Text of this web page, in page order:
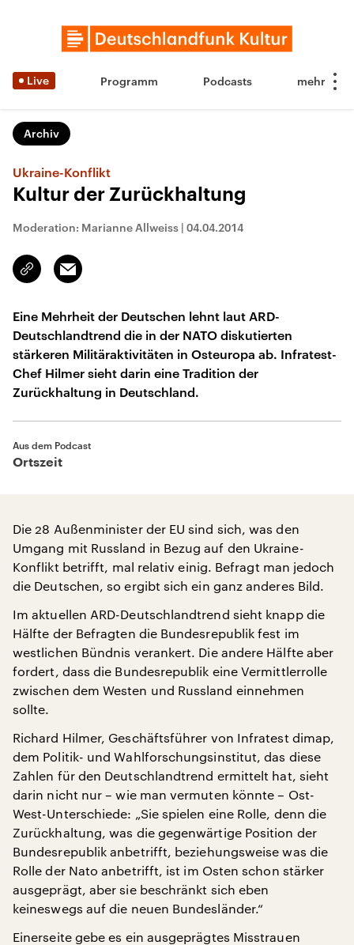
Live Programm Podcasts
Archiv
Ukraine-Konflikt
Kultur der Zurückhaltung
Moderation: Marianne Allweiss | 04.04.2014
Link
kopieren/teilen
Email
Eine Mehrheit der Deutschen lehnt laut ARD-
Deutschlandtrend die in der NATO diskutierten
stärkeren Militäraktivitäten in Osteuropa ab. Infratest-
Chef Hilmer sieht darin eine Tradition der
Zurückhaltung in Deutschland.
Aus dem Podcast
Ortszeit
Die 28 Außenminister der EU sind sich, was den
Umgang mit Russland in Bezug auf den Ukraine-
Konflikt betrifft, mal relativ einig. Befragt man jedoch
die Deutschen, so ergibt sich ein ganz anderes Bild.
Im aktuellen ARD-Deutschlandtrend sieht knapp die
Hälfte der Befragten die Bundesrepublik fest im
westlichen Bündnis verankert. Die andere Hälfte aber
fordert, dass die Bundesrepublik eine Vermittlerrolle
zwischen dem Westen und Russland einnehmen
sollte.
Richard Hilmer, Geschäftsführer von Infratest dimap,
dem Politik- und Wahlforschungsinstitut, das diese
Zahlen für den Deutschlandtrend ermittelt hat, sieht
darin nicht nur – wie man vermuten könnte – Ost-
West-Unterschiede: „Sie spielen eine Rolle, denn die
Zurückhaltung, was die gegenwärtige Position der
Bundesrepublik anbetrifft, beziehungsweise was die
Rolle der Nato anbetrifft, ist im Osten schon stärker
ausgeprägt, aber sie beschränkt sich eben
keineswegs auf die neuen Bundesländer.“
Einerseite gebe es ein ausgeprägtes Misstrauen